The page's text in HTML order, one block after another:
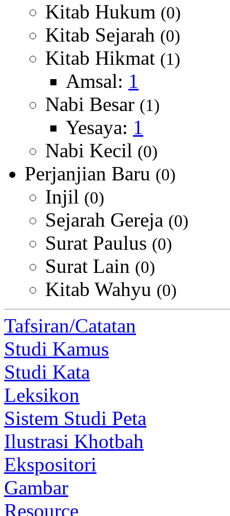
Kitab Hukum (0)
Kitab Sejarah (0)
Kitab Hikmat (1)
Amsal: 1
Nabi Besar (1)
Yesaya: 1
Nabi Kecil (0)
Perjanjian Baru (0)
Injil (0)
Sejarah Gereja (0)
Surat Paulus (0)
Surat Lain (0)
Kitab Wahyu (0)
Tafsiran/Catatan
Studi Kamus
Studi Kata
Leksikon
Sistem Studi Peta
Ilustrasi Khotbah
Ekspositori
Gambar
Resource